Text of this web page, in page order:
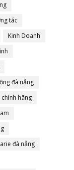
tác
Kinh Doanh
đà nẵng
hãng
đà nẵng